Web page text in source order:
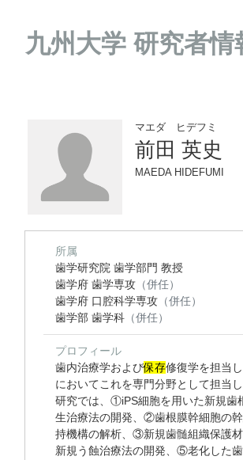
九州大学 研究者情
マエダ ヒデフミ
前田 英史
MAEDA HIDEFUMI
所属
歯学研究院 歯学部門 教授
歯学府 歯学専攻 （併任）
歯学府 口腔科学専攻 （併任）
歯学部 歯学科 （併任）
プロフィール
歯内治療学および保存修復学を担当
においてこれを専門分野として担当し
研究では、①iPS細胞を用いた新規歯
生治療法の開発、②歯根膜幹細胞の
持機構の解析、③新規歯髄組織保護
新規う蝕治療法の開発、⑤老化した